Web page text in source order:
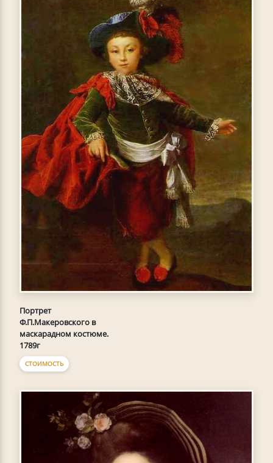
Портрет
Ф.П.Макеровского в
маскарадном костюме.
1789г
СТОИМОСТЬ